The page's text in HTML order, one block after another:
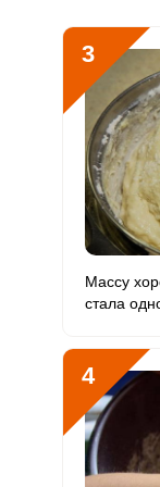
Магний
Натрий
Сера
Фосфор
Хлор
Алюминий
Йод
Кобальт
Литий
3
Массу
стала
4